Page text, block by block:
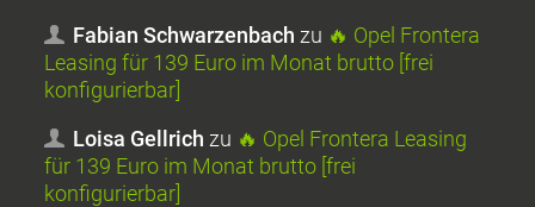
Fabian Schwarzenbach zu 🔥 Opel Frontera
Leasing für 139 Euro im Monat brutto [frei
konfigurierbar]
Loisa Gellrich zu 🔥 Opel Frontera Leasing
für 139 Euro im Monat brutto [frei
konfigurierbar]